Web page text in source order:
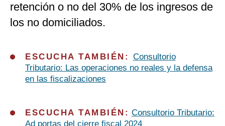
retención o no del 30% de los ingresos de
los no domiciliados.
ESCUCHA TAMBIÉN: Consultorio
Tributario: Las operaciones no reales y la defensa
en las fiscalizaciones
ESCUCHA TAMBIÉN: Consultorio Tributario:
Ad portas del cierre fiscal 2024